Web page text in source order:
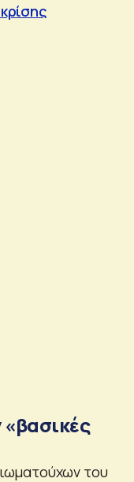
του